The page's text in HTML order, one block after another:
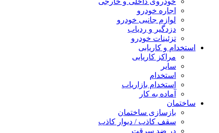
اجاره خودرو
لوازم جانبی خودرو
دزدگیر و ردیاب
تزئینات خودرو
استخدام و کاریابی
مراکز کاریابی
سایر
استخدام
استخدام بازاریاب
آماده به کار
ساختمان
بازسازی ساختمان
سقف کاذب / دیوار کاذب
در ضد سرقت